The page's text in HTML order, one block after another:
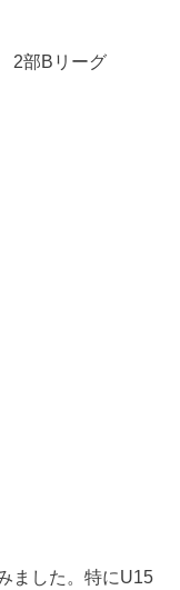
2部Bリーグ
ました。特にU15